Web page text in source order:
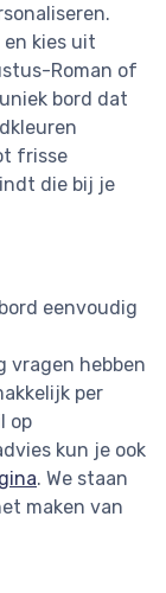
kies uit
Roman of
bord dat
frisse
die bij je
eenvoudig
vragen hebben
per
op
kun je ook
. We staan
maken van